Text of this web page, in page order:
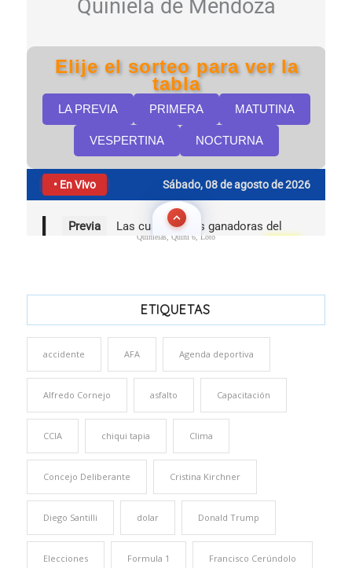
Quinielas, Quini 6, Loto
ETIQUETAS
accidente AFA Agenda deportiva
Alfredo Cornejo asfalto Capacitación
CCIA chiqui tapia Clima
Concejo Deliberante Cristina Kirchner
Diego Santilli dolar Donald Trump
Elecciones Formula 1 Francisco Cerúndolo